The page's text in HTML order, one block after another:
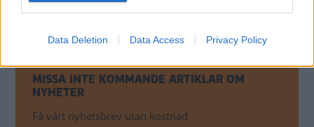
Data Deletion Data Access Privacy Policy
MISSA INTE KOMMANDE ARTIKLAR OM
NYHETER
Få vårt nyhetsbrev utan kostnad